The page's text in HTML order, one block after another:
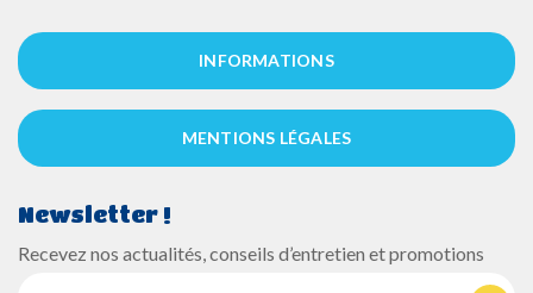
INFORMATIONS
MENTIONS LÉGALES
Newsletter !
Recevez nos actualités, conseils d’entretien et promotions